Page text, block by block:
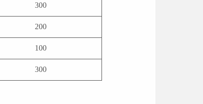
300
200
100
300